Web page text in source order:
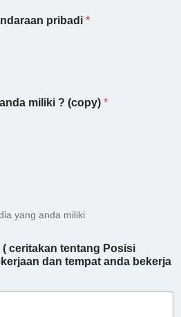
pribadi *
miliki ? (copy) *
yang anda miliki
( ceritakan tentang Posisi
dan tempat anda bekerja